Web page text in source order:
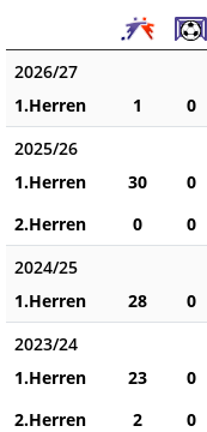
2026/27
1.Herren
1 0
2025/26
1.Herren
30 0
2.Herren
0 0
2024/25
1.Herren
28 0
2023/24
1.Herren
23 0
2.Herren
2 0